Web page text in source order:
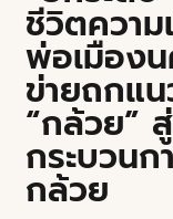
ชีวิตความ
พ่อเมือง
ข่ายถกแ
“กล้วย”
กระบวนก
กล้วย